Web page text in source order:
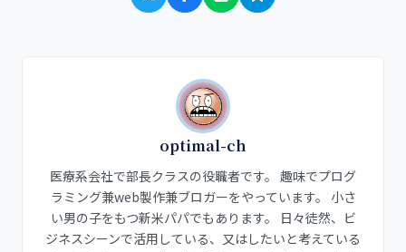
optimal-ch
医療系会社で部長クラスの役職者です。 趣味でプログ
ラミング兼web製作兼ブロガーをやっています。 小さ
い男の子をもつ新米パパでもあります。 日々徒然、ビ
ジネスシーンで活用している、又はしたいと考えている